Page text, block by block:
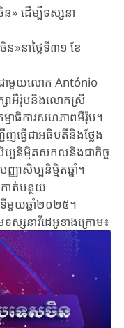
» ដើម្បីទស្សនា
»នាថ្ងៃទី៣១ ខែ
ជាមួយលោក António
សាអឺរ៉ុបនិងលោកស្រី
មាធិការសហភាពអឺរ៉ុប។
ធ្វើជាអធិបតីនិងថ្លែង
ប្បនិម្មិតសកលនិងជាកិច្ច
ាសិប្បនិមិ្មតឆ្នាំ។
ត់បន្ថយ​
មួយ​ឆ្នាំ​២០២៥។
ទស្សនាវីដេអូខាងក្រោម៖